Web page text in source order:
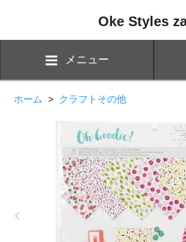
Oke Styles
メニュー
ホーム > クラフトその他